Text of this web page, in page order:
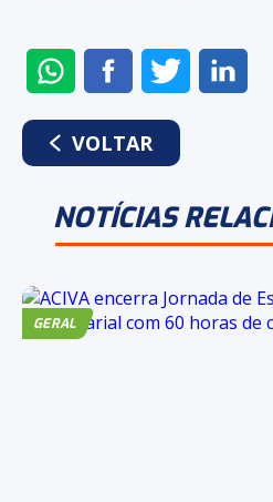
ENVIAR
NO
WHATSAPP
COMPARTILHAR
NO
FACEBOOK
NO
VOLTAR
NOTÍCIAS
GERAL